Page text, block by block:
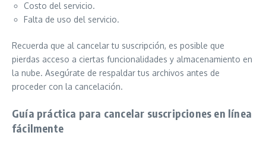
Costo del servicio.
Falta de uso del servicio.
Recuerda que al cancelar tu suscripción, es posible que
pierdas acceso a ciertas funcionalidades y almacenamiento en
la nube. Asegúrate de respaldar tus archivos antes de
proceder con la cancelación.
Guía práctica para cancelar suscripciones en línea
fácilmente